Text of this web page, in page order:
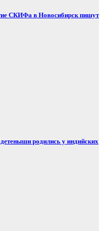
СКИФа в Новосибирск пишут
родились у индийских